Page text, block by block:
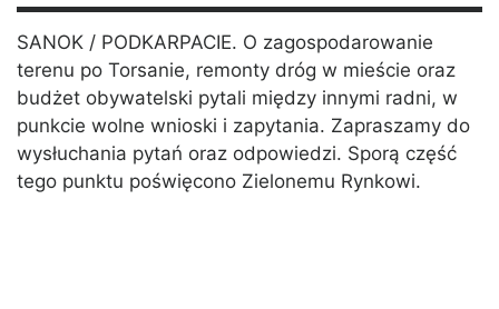
SANOK / PODKARPACIE. O zagospodarowanie
terenu po Torsanie, remonty dróg w mieście oraz
budżet obywatelski pytali między innymi radni, w
punkcie wolne wnioski i zapytania. Zapraszamy do
wysłuchania pytań oraz odpowiedzi. Sporą część
tego punktu poświęcono Zielonemu Rynkowi.